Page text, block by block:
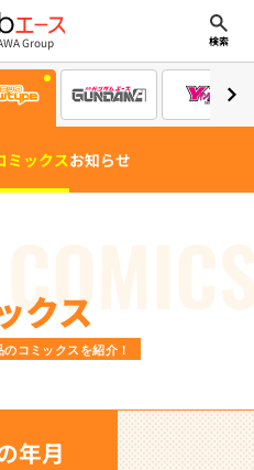
ース
Group 検索
ミックスお知らせ
クス
コミックスを紹介！
年月